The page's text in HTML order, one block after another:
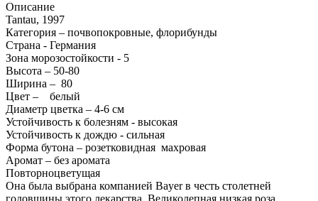
Описание
Tantau, 1997
Категория – почвопокровные, флорибунды
Страна - Германия
Зона морозостойкости - 5
Высота – 50-80
Ширина – 80
Цвет – белый
Диаметр цветка – 4-6 см
Устойчивость к болезням - высокая
Устойчивость к дождю - сильная
Форма бутона – розетковидная махровая
Аромат – без аромата
Повторноцветущая
Она была выбрана компанией Bayer в честь столетней